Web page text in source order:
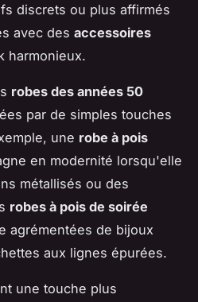
discrets ou plus affirmés
avec des accessoires
harmonieux.
robes des années 50
par de simples touches
une robe à pois
en modernité lorsqu'elle
métallisés ou des
robes à pois de soirée
agrémentées de bijoux
aux lignes épurées.
une touche plus